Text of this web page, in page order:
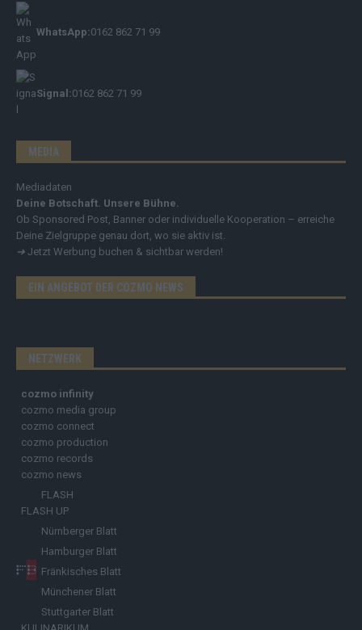
WhatsApp:0162 862 71 99
Signal:0162 862 71 99
MEDIA
Mediadaten
Deine Botschaft. Unsere Bühne.
Ob Sponsored Post, Banner oder individuelle Kooperation – erreiche
Deine Zielgruppe genau dort, wo sie aktiv ist.
➔ Jetzt Werbung buchen & sichtbar werden!
EIN ANGEBOT DER COZMO NEWS
NETZWERK
cozmo infinity
cozmo media group
cozmo connect
cozmo production
cozmo records
cozmo news
FLASH
FLASH UP
Nürnberger Blatt
Hamburger Blatt
Fränkisches Blatt
Münchener Blatt
Stuttgarter Blatt